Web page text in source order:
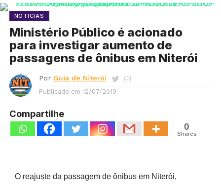
NOTÍCIAS
Ministério Público é acionado
para investigar aumento de
passagens de ônibus em Niterói
Por Guia de Niterói
Publicado em 12/07/2019
Compartilhe
0
Shares
O reajuste da passagem de ônibus em Niterói,